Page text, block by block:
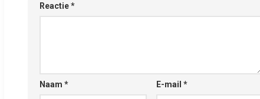
Reactie*
Naam * E-mail *